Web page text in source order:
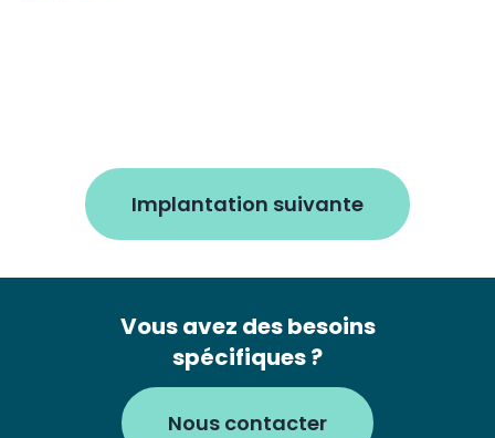
Implantation suivante
Vous avez des besoins
spécifiques ?
Nous contacter